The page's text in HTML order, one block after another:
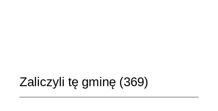
Zaliczyli tę gminę (369)